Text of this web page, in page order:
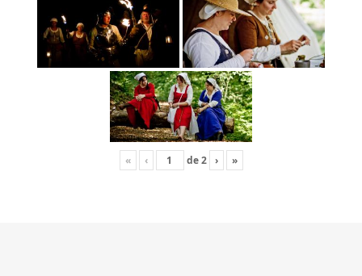
« ‹ de2 › »